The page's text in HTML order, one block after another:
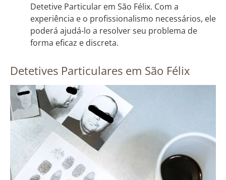
Detetive Particular em São Félix. Com a
experiência e o profissionalismo necessários, ele
poderá ajudá-lo a resolver seu problema de
forma eficaz e discreta.
Detetives Particulares em São Félix